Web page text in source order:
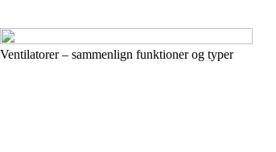
Ventilatorer – sammenlign funktioner og typer